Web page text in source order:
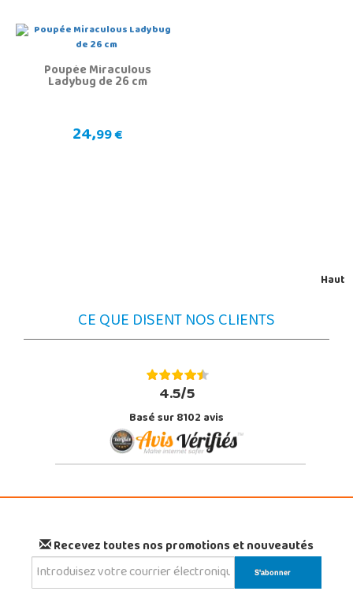
Poupée Miraculous
Ladybug de 26 cm
24,99 €
Haut
CE QUE DISENT NOS CLIENTS
4.5/5
Basé sur 8102 avis
Recevez toutes nos promotions et nouveautés